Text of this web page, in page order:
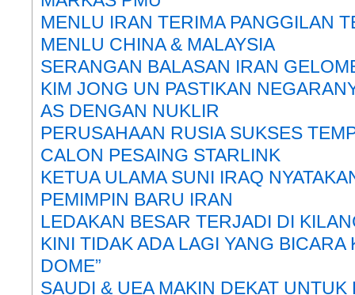
MENLU IRAN TERIMA PANGGILAN
MENLU CHINA & MALAYSIA
SERANGAN BALASAN IRAN
KIM JONG UN PASTIKAN
AS DENGAN NUKLIR
PERUSAHAAN RUSIA SUKSES
CALON PESAING STARLINK
KETUA ULAMA SUNI IRAQ
PEMIMPIN BARU IRAN
LEDAKAN BESAR TERJADI DI
KINI TIDAK ADA LAGI YANG BICARA
DOME”
SAUDI & UEA MAKIN DEKAT